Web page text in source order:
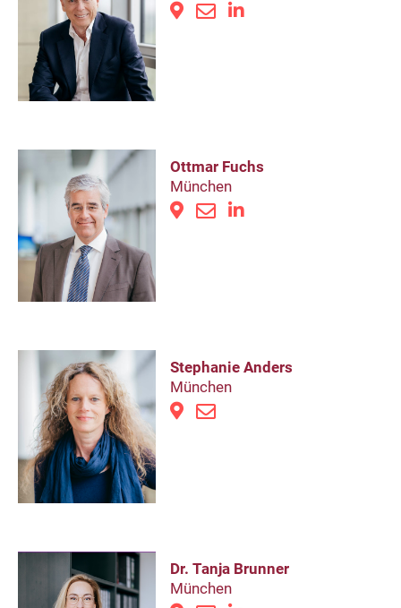
Ottmar Fuchs
München
Stephanie Anders
München
Dr. Tanja Brunner
München